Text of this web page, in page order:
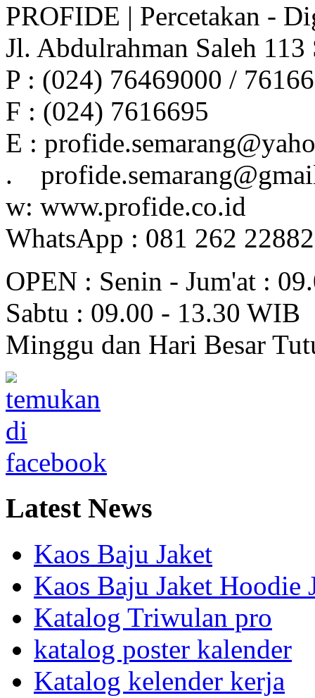
PROFIDE | Percetakan -
Jl. Abdulrahman Saleh 113
P : (024) 76469000 /
F : (024) 7616695
E :
.
w: www.profide.co.id
WhatsApp : 081 262
OPEN : Senin - Jum'at :
Sabtu : 09.00 - 13.30 WIB
Minggu dan Hari Besar
LatestNews
Kaos Baju Jaket
Kaos Baju Jaket Hoodie
Katalog Triwulan pro
katalog poster kalender
Katalog kelender kerja